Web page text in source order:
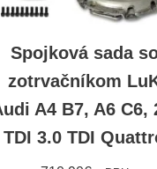
Spojková sada
zotrvačníkom
A4 B7, A6 C6,
TDI 3.0 TDI